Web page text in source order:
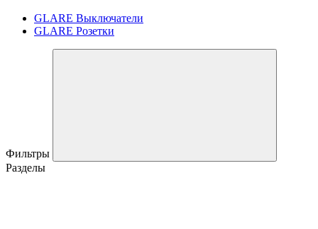
GLARE Выключатели
GLARE Розетки
Фильтры
Разделы